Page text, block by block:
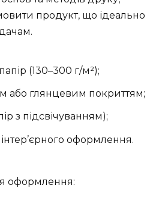
продукт, що ідеально
(130–300 г/м²);
або глянцевим покриттям;
з підсвічуванням);
оформлення.
оформлення: